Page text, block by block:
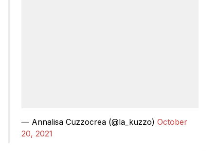
— Annalisa Cuzzocrea (@la_kuzzo) October
20, 2021